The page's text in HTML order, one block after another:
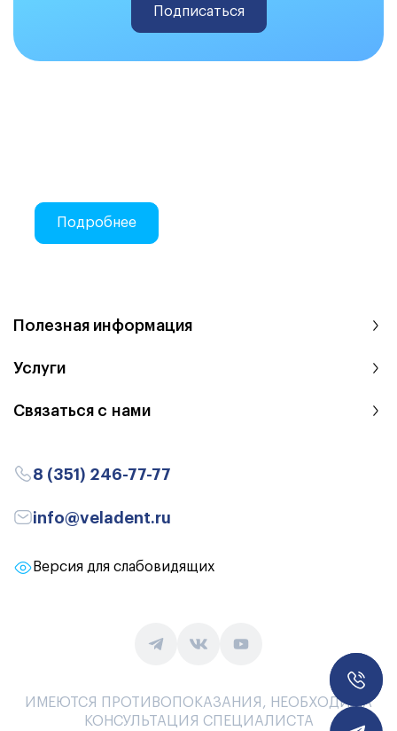
Подписаться
Подробнее
Полезная информация
Услуги
Связаться с нами
8 (351) 246-77-77
info@veladent.ru
Версия для слабовидящих
ИМЕЮТСЯ ПРОТИВОПОКАЗАНИЯ, НЕОБХОДИМА
КОНСУЛЬТАЦИЯ СПЕЦИАЛИСТА